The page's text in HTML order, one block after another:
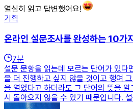
열심히 읽고 답변했어요!
기획
온라인 설문조사를 완성하는 10가
7분
설문 문항을 읽는데 모르는 단어가 있다
을 더 진행하고 싶지 않을 것이고 행여
을 열었다고 하더라도 그 단어의 뜻을
시 돌아오지 않을 수 있기 때문입니다.